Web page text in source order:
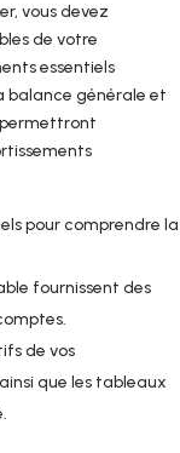
vous devez
de votre
essentiels
balance générale et
permettront
pour comprendre la
fournissent des
de vos
que les tableaux